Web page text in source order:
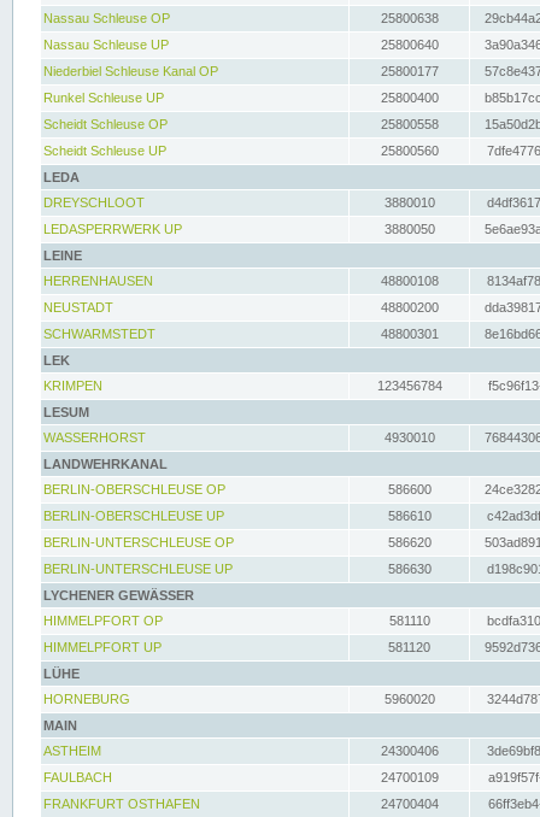
Nassau Schleuse OP
25800638
Nassau Schleuse UP
25800640
Niederbiel Schleuse Kanal OP
25800177
Runkel Schleuse UP
25800400
Scheidt Schleuse OP
25800558
Scheidt Schleuse UP
25800560
LEDA
DREYSCHLOOT
3880010
LEDASPERRWERK UP
3880050
LEINE
HERRENHAUSEN
48800108
NEUSTADT
48800200
SCHWARMSTEDT
48800301
LEK
KRIMPEN
123456784
LESUM
WASSERHORST
4930010
LANDWEHRKANAL
BERLIN-OBERSCHLEUSE OP
586600
BERLIN-OBERSCHLEUSE UP
586610
BERLIN-UNTERSCHLEUSE OP
586620
BERLIN-UNTERSCHLEUSE UP
586630
LYCHENER GEWÄSSER
HIMMELPFORT OP
581110
HIMMELPFORT UP
581120
LÜHE
HORNEBURG
5960020
MAIN
ASTHEIM
24300406
FAULBACH
24700109
FRANKFURT OSTHAFEN
24700404